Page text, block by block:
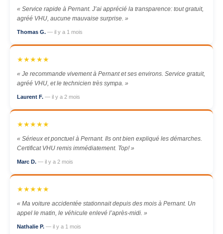
« Service rapide à Pernant. J’ai apprécié la transparence: tout gratuit,
agréé VHU, aucune mauvaise surprise. »
Thomas G. — il y a 1 mois
★★★★★
« Je recommande vivement à Pernant et ses environs. Service gratuit,
agréé VHU, et le technicien très sympa. »
Laurent F. — il y a 2 mois
★★★★★
« Sérieux et ponctuel à Pernant. Ils ont bien expliqué les démarches.
Certificat VHU remis immédiatement. Top! »
Marc D. — il y a 2 mois
★★★★★
« Ma voiture accidentée stationnait depuis des mois à Pernant. Un
appel le matin, le véhicule enlevé l’après-midi. »
Nathalie P. — il y a 1 mois